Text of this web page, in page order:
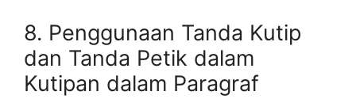
8. Penggunaan Tanda Kutip
dan Tanda Petik dalam
Kutipan dalam Paragraf